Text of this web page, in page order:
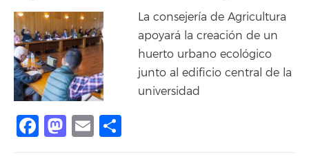
La consejería de Agricultura
apoyará la creación de un
huerto urbano ecológico
junto al edificio central de la
universidad
Facebook
Mastodon
Email